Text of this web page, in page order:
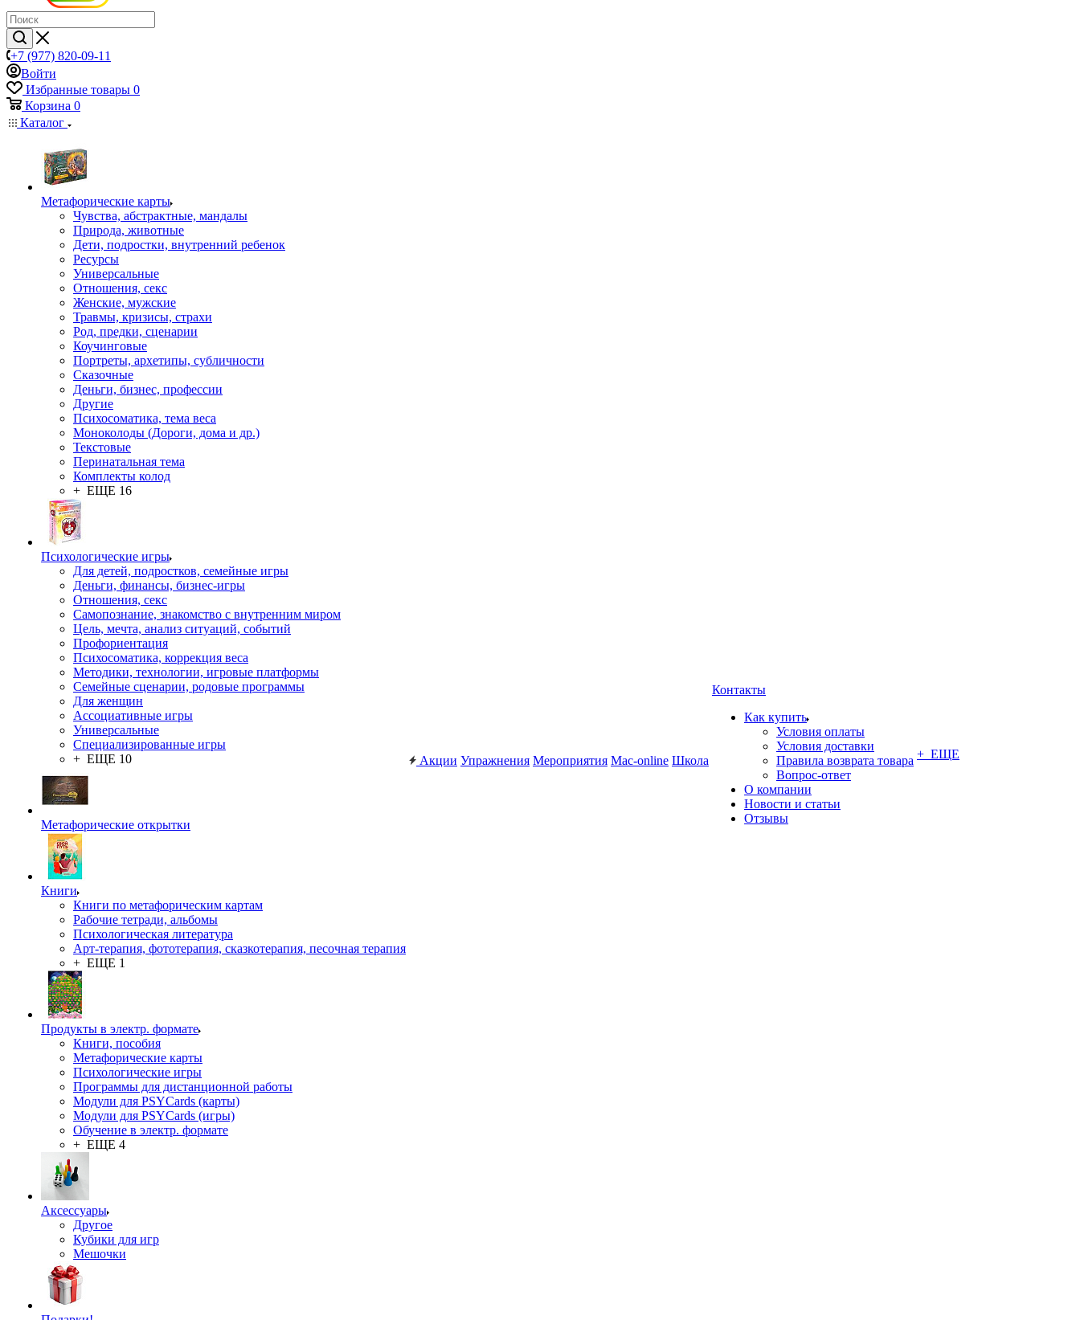
+7 (977) 820-09-11
Войти
Избранные товары 0
Корзина 0
Каталог
Mетафорические карты
Чувства, абстрактные, мандалы
Природа, животные
Дети, подростки, внутренний ребенок
Ресурсы
Универсальные
Отношения, секс
Женские, мужские
Травмы, кризисы, страхи
Род, предки, сценарии
Коучинговые
Портреты, архетипы, субличности
Сказочные
Деньги, бизнес, профессии
Другие
Психосоматика, тема веса
Моноколоды (Дороги, дома и др.)
Текстовые
Перинатальная тема
Комплекты колод
+ ЕЩЕ 16
Психологические игры
Для детей, подростков, семейные игры
Деньги, финансы, бизнес-игры
Отношения, секс
Самопознание, знакомство с внутренним миром
Цель, мечта, анализ ситуаций, событий
Профориентация
Психосоматика, коррекция веса
Методики, технологии, игровые платформы
Семейные сценарии, родовые программы
Для женщин
Ассоциативные игры
Универсальные
Специализированные игры
+ ЕЩЕ 10
Метафорические открытки
Книги
Книги по метафорическим картам
Рабочие тетради, альбомы
Психологическая литература
Арт-терапия, фототерапия, сказкотерапия, песочная терапия
+ ЕЩЕ 1
Продукты в электр. формате
Книги, пособия
Метафорические карты
Психологические игры
Программы для дистанционной работы
Модули для PSYCards (карты)
Модули для PSYCards (игры)
Обучение в электр. формате
+ ЕЩЕ 4
Аксессуары
Другое
Кубики для игр
Мешочки
Акции Упражнения Мероприятия Mac-online Школа
Контакты
Как купить
Условия оплаты
Условия доставки
Правила возврата товара
Вопрос-ответ
О компании
Новости и статьи
Отзывы
+ ЕЩЕ